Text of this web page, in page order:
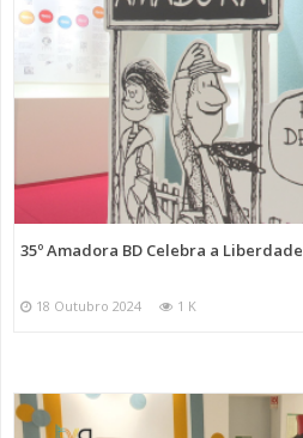
35º Amadora BD Celebra a Liberdade
18 Outubro 2024 1 K